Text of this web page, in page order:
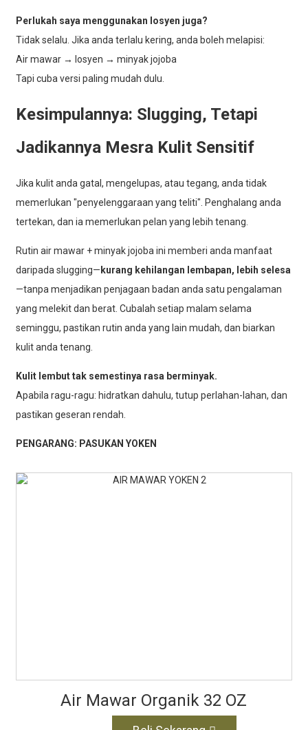
Perlukah saya menggunakan losyen juga?
Tidak selalu. Jika anda terlalu kering, anda boleh melapisi:
Air mawar → losyen → minyak jojoba
Tapi cuba versi paling mudah dulu.
Kesimpulannya: Slugging, Tetapi
Jadikannya Mesra Kulit Sensitif
Jika kulit anda gatal, mengelupas, atau tegang, anda tidak
memerlukan "penyelenggaraan yang teliti". Penghalang anda
tertekan, dan ia memerlukan pelan yang lebih tenang.
Rutin air mawar + minyak jojoba ini memberi anda manfaat
daripada slugging— kurang kehilangan lembapan, lebih selesa
—tanpa menjadikan penjagaan badan anda satu pengalaman
yang melekit dan berat. Cubalah setiap malam selama
seminggu, pastikan rutin anda yang lain mudah, dan biarkan
kulit anda tenang.
Kulit lembut tak semestinya rasa berminyak.
Apabila ragu-ragu: hidratkan dahulu, tutup perlahan-lahan, dan
pastikan geseran rendah.
PENGARANG: PASUKAN YOKEN
Air Mawar Organik 32 OZ